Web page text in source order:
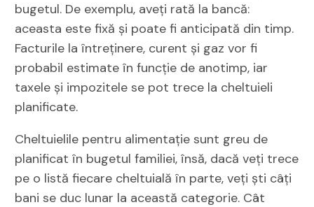
bugetul. De exemplu, aveți rată la bancă:
aceasta este fixă și poate fi anticipată din timp.
Facturile la întreținere, curent și gaz vor fi
probabil estimate în funcție de anotimp, iar
taxele și impozitele se pot trece la cheltuieli
planificate.
Cheltuielile pentru alimentație sunt greu de
planificat în bugetul familiei, însă, dacă veți trece
pe o listă fiecare cheltuială în parte, veți ști câți
bani se duc lunar la această categorie. Cât